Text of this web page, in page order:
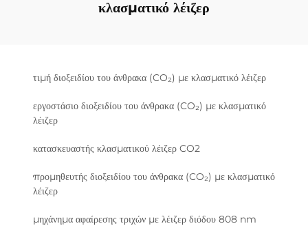
κλασματικό λέιζερ
τιμή διοξειδίου του άνθρακα (CO₂) με κλασματικό λέιζερ
εργοστάσιο διοξειδίου του άνθρακα (CO₂) με κλασματικό
λέιζερ
κατασκευαστής κλασματικού λέιζερ CO2
προμηθευτής διοξειδίου του άνθρακα (CO₂) με κλασματικό
λέιζερ
μηχάνημα αφαίρεσης τριχών με λέιζερ διόδου 808 nm